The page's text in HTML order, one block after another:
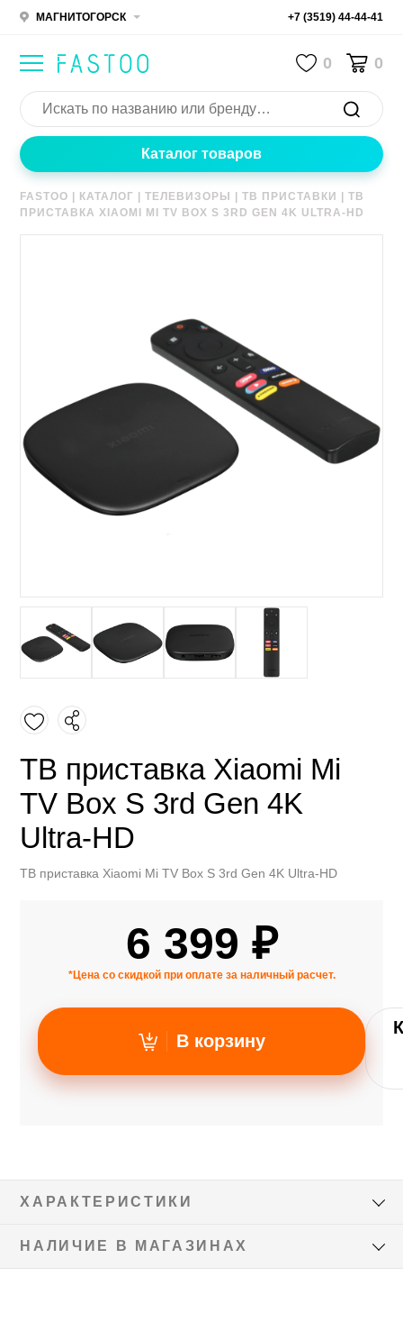
МАГНИТОГОРСК +7 (3519) 44-44-41
0 0
Каталог товаров
FASTOO КАТАЛОГ |ТЕЛЕВИЗОРЫ |ТВ ПРИСТАВКИ |ТВ
ПРИСТАВКА XIAOMI MI TV BOX S 3RD GEN 4K ULTRA-HD
ТВ приставка Xiaomi Mi
TV Box S 3rd Gen 4K
Ultra-HD
ТВ приставка Xiaomi Mi TV Box S 3rd Gen 4K Ultra-HD
6 399 ₽
*Цена со скидкой при оплате за наличный расчет.
В корзину
ХАРАКТЕРИСТИКИ
НАЛИЧИЕ В МАГАЗИНАХ